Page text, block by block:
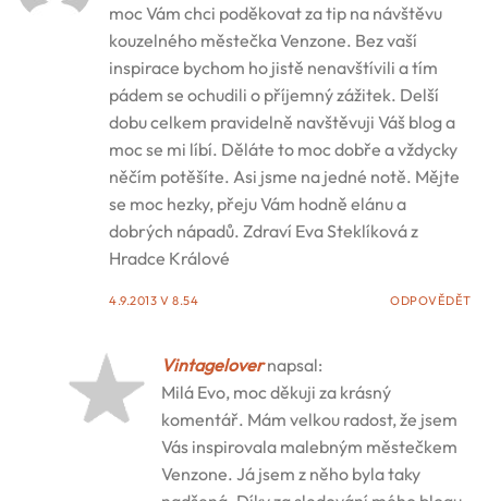
moc Vám chci poděkovat za tip na návštěvu
kouzelného městečka Venzone. Bez vaší
inspirace bychom ho jistě nenavštívili a tím
pádem se ochudili o příjemný zážitek. Delší
dobu celkem pravidelně navštěvuji Váš blog a
moc se mi líbí. Děláte to moc dobře a vždycky
něčím potěšíte. Asi jsme na jedné notě. Mějte
se moc hezky, přeju Vám hodně elánu a
dobrých nápadů. Zdraví Eva Steklíková z
Hradce Králové
4.9.2013 V 8.54 ODPOVĚDĚT
Vintagelover napsal:
Milá Evo, moc děkuji za krásný
komentář. Mám velkou radost, že jsem
Vás inspirovala malebným městečkem
Venzone. Já jsem z něho byla taky